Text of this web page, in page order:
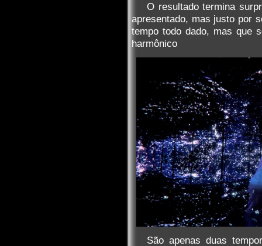
O resultado termina
apresentado, mas justo por
tempo todo dado, mas que
harmônico
São apenas duas